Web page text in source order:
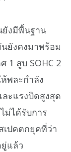
งมีพื้นฐาน
ยังคงมาพร้อม
1 สูบ SOHC 2
พละกำลัง
ะแรงบิดสูงสุด
ม่ได้รับการ
เปคตกยุคที่ว่า
แล้ว